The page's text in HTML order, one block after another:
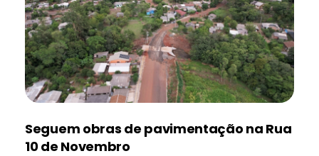
Seguem obras de pavimentação na Rua
10 de Novembro